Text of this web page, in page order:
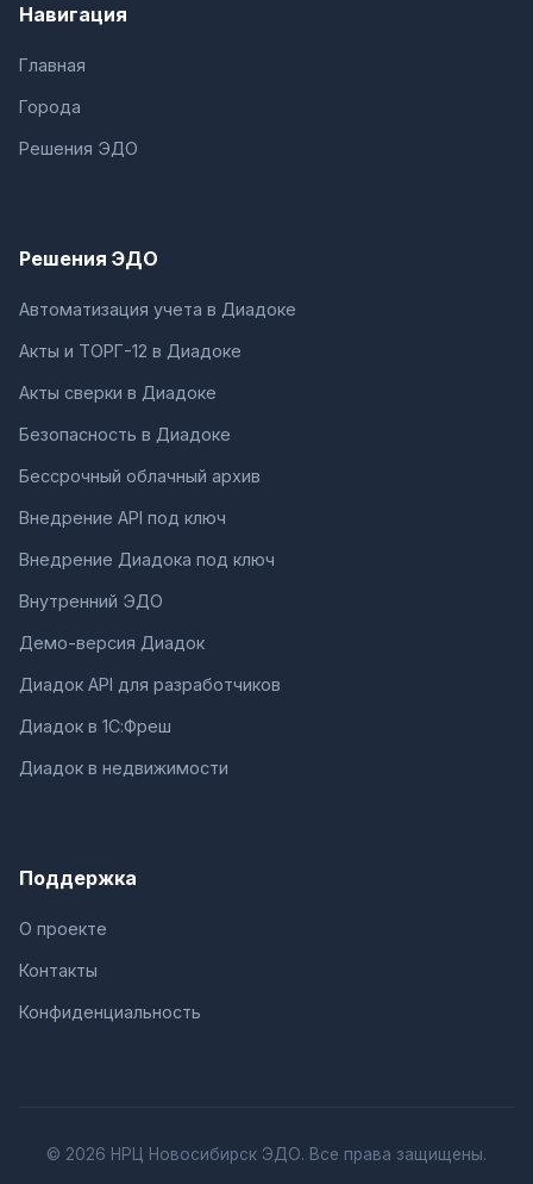
Навигация
Главная
Города
Решения ЭДО
Решения ЭДО
Автоматизация учета в Диадоке
Акты и ТОРГ-12 в Диадоке
Акты сверки в Диадоке
Безопасность в Диадоке
Бессрочный облачный архив
Внедрение API под ключ
Внедрение Диадока под ключ
Внутренний ЭДО
Демо-версия Диадок
Диадок API для разработчиков
Диадок в 1С:Фреш
Диадок в недвижимости
Поддержка
О проекте
Контакты
Конфиденциальность
© 2026 НРЦ Новосибирск ЭДО. Все права защищены.